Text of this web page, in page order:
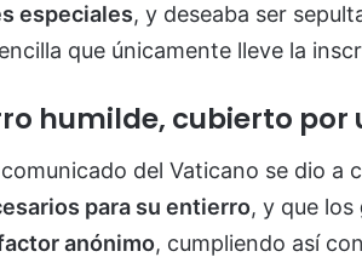
especiales, y deseaba ser
que únicamente lleve la
humilde, cubierto
del Vaticano se dio a
para su entierro, y que los
anónimo, cumpliendo así